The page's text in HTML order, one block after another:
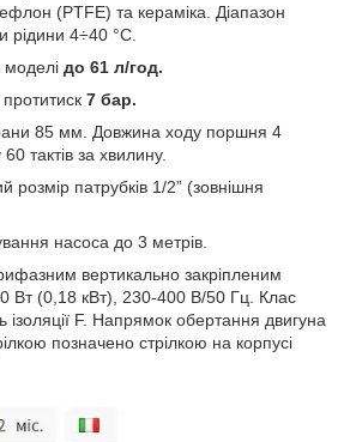
(PTFE) та кераміка. Діапазон
рідини 4÷40 °С.
моделі до 61 л/год.
7 бар.
85 мм. Довжина ходу поршня 4
тактів за хвилину.
розмір патрубків 1/2” (зовнішня
насоса до 3 метрів.
вертикально закріпленим
Вт (0,18 кВт), 230-400 В/50 Гц. Клас
ізоляції F. Напрямок обертання двигуна
позначено стрілкою на корпусі